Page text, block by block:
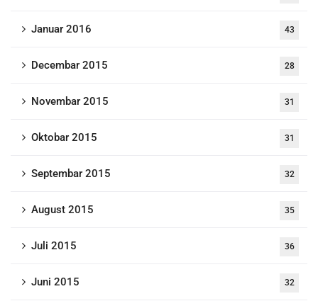
Januar 2016 43
Decembar 2015 28
Novembar 2015 31
Oktobar 2015 31
Septembar 2015 32
August 2015 35
Juli 2015 36
Juni 2015 32